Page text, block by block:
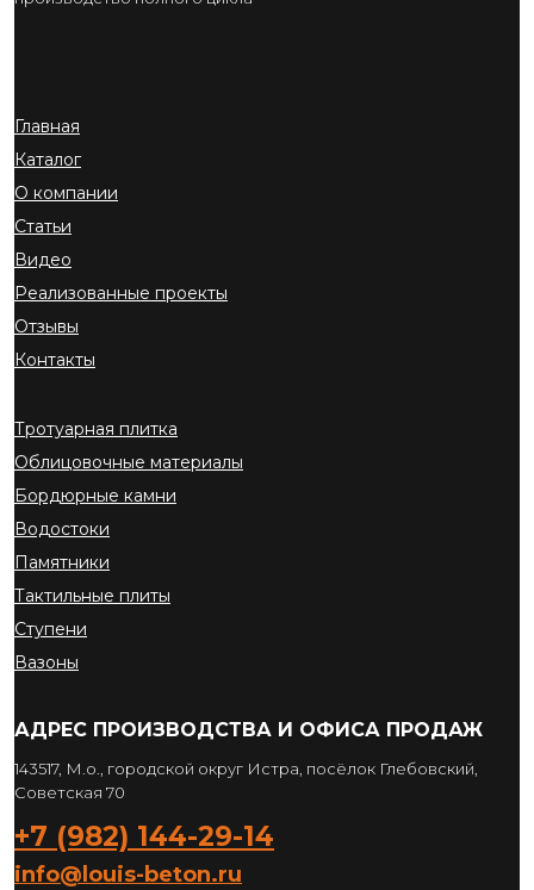
Главная
Каталог
О компании
Статьи
Видео
Реализованные проекты
Отзывы
Контакты
Тротуарная плитка
Облицовочные материалы
Бордюрные камни
Водостоки
Памятники
Тактильные плиты
Ступени
Вазоны
АДРЕС ПРОИЗВОДСТВА И ОФИСА ПРОДАЖ
143517, М.о., городской округ Истра, посёлок Глебовский,
Советская 70
+7 (982) 144-29-14
info@louis-beton.ru